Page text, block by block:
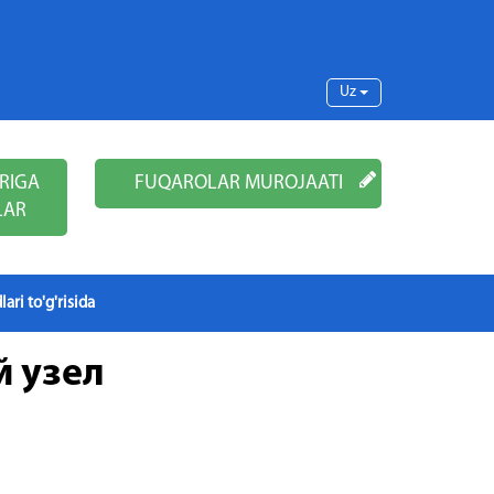
Uz
FUQAROLAR MUROJAATI
to'g'risida
узел